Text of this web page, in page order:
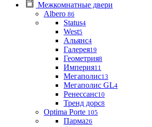
Межкомнатные двери
Albero 86
Status4
West5
Альянс4
Галерея19
Геометрия8
Империя11
Мегаполис13
Мегаполис GL4
Ренессанс10
Тренд дорс8
Optima Porte 105
Парма26